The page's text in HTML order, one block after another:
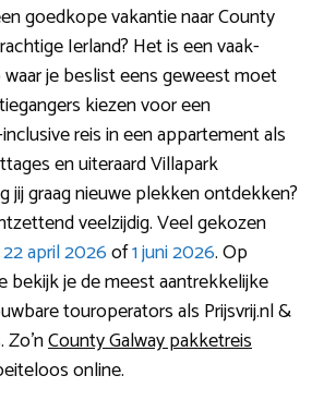
goedkope vakantie naar County
Ierland? Het is een vaak-
je beslist eens geweest moet
kiezen voor een
reis in een appartement als
en uiteraard Villapark
jij graag nieuwe plekken ontdekken?
veelzijdig. Veel gekozen
22 april 2026of1 juni 2026. Op
bekijk je de meest aantrekkelijke
touroperators als Prijsvrij.nl &
County Galway pakketreis
online.